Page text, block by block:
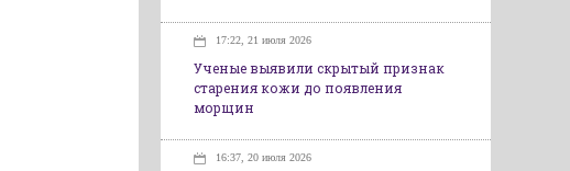
17:22, 21 июля 2026
Ученые выявили скрытый признак
старения кожи до появления
морщин
16:37, 20 июля 2026